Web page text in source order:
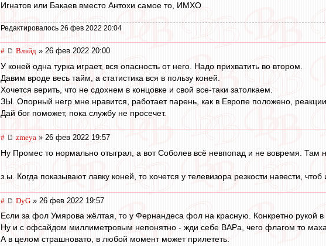
Игнатов или Бакаев вместо Антохи самое то, ИМХО
Редактировалось 26 фев 2022 20:04
# Влэйд » 26 фев 2022 20:00
У коней одна турка играет, вся опасность от него. Надо прихватить во втором.
Давим вроде весь тайм, а статистика вся в пользу коней.
Хочется верить, что не сдохнем в концовке и свой все-таки затолкаем.
ЗЫ. Опорный негр мне нравится, работает парень, как в Европе положено,
Дай бог поможет, пока службу не просечет.
# zmeya » 26 фев 2022 19:57
Ну Промес то нормально отыграл, а вот Соболев всё невпопад и не вовремя. Там
з.ы. Когда показывают лавку коней, то хочется у телевизора резкости навести,
# DyG » 26 фев 2022 19:57
Если за фол Умярова жёлтая, то у Фернандеса фол на красную. Конкретно рукой в
Ну и с офсайдом миллиметровым непонятно - жди себе ВАРа, чего флагом то
А в целом страшновато, в любой момент может прилететь.